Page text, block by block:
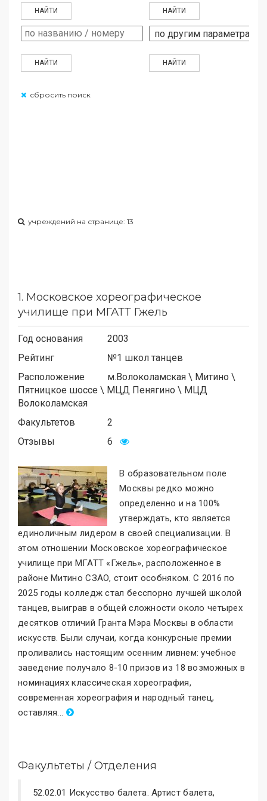
сбросить поиск
учреждений на странице: 13
1. Московское хореографическое
училище при МГАТТ Гжель
Год основания
2003
Рейтинг
№1 школ танцев
Расположение
м.Волоколамская \ Митино \
Пятницкое шоссе \ МЦД Пенягино \ МЦД
Волоколамская
Факультетов
2
Отзывы
6
В образовательном поле
Москвы редко можно
определенно и на 100%
утверждать, кто является
единоличным лидером в своей специализации. В
этом отношении Московское хореографическое
училище при МГАТТ «Гжель», расположенное в
районе Митино СЗАО, стоит особняком. С 2016 по
2025 годы колледж стал бесспорно лучшей школой
танцев, выиграв в общей сложности около четырех
десятков отличий Гранта Мэра Москвы в области
искусств. Были случаи, когда конкурсные премии
проливались настоящим осенним ливнем: учебное
заведение получало 8-10 призов из 18 возможных в
номинациях классическая хореография,
современная хореография и народный танец,
оставляя...
Факультеты / Отделения
52.02.01 Искусство балета. Артист балета,